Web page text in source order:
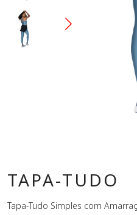
TAPA-TUDO
Tapa-Tudo Simples com